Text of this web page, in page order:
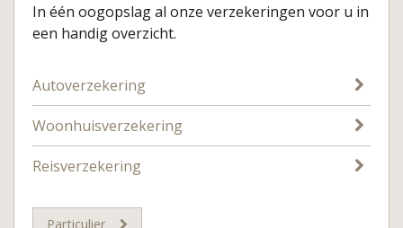
In één oogopslag al onze verzekeringen voor u in
een handig overzicht.
Autoverzekering
Woonhuisverzekering
Reisverzekering
Particulier